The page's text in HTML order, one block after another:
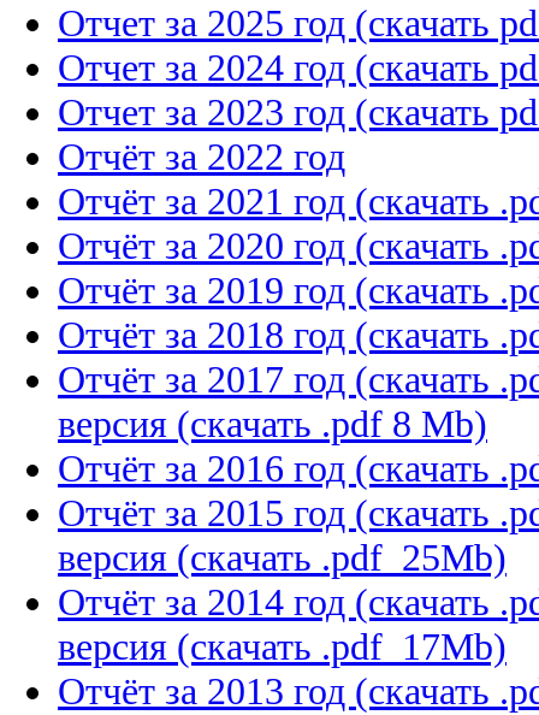
Отчет за 2025 год (скачать
Отчет за 2024 год (скачать
Отчет за 2023 год (скачать
Отчёт за 2022 год
Отчёт за 2021 год (скачать
Отчёт за 2020 год (скачать
Отчёт за 2019 год (скачать
Отчёт за 2018 год (скачать
Отчёт за 2017 год (скачать
версия (скачать .pdf 8 Mb)
Отчёт за 2016 год (скачать
Отчёт за 2015 год (скачать
версия (скачать .pdf 25Mb)
Отчёт за 2014 год (скачать
версия (скачать .pdf 17Mb)
Отчёт за 2013 год (скачать